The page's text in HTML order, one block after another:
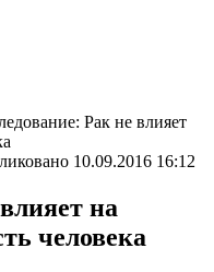
Рак не влияет
10.09.2016 16:12
на
человека